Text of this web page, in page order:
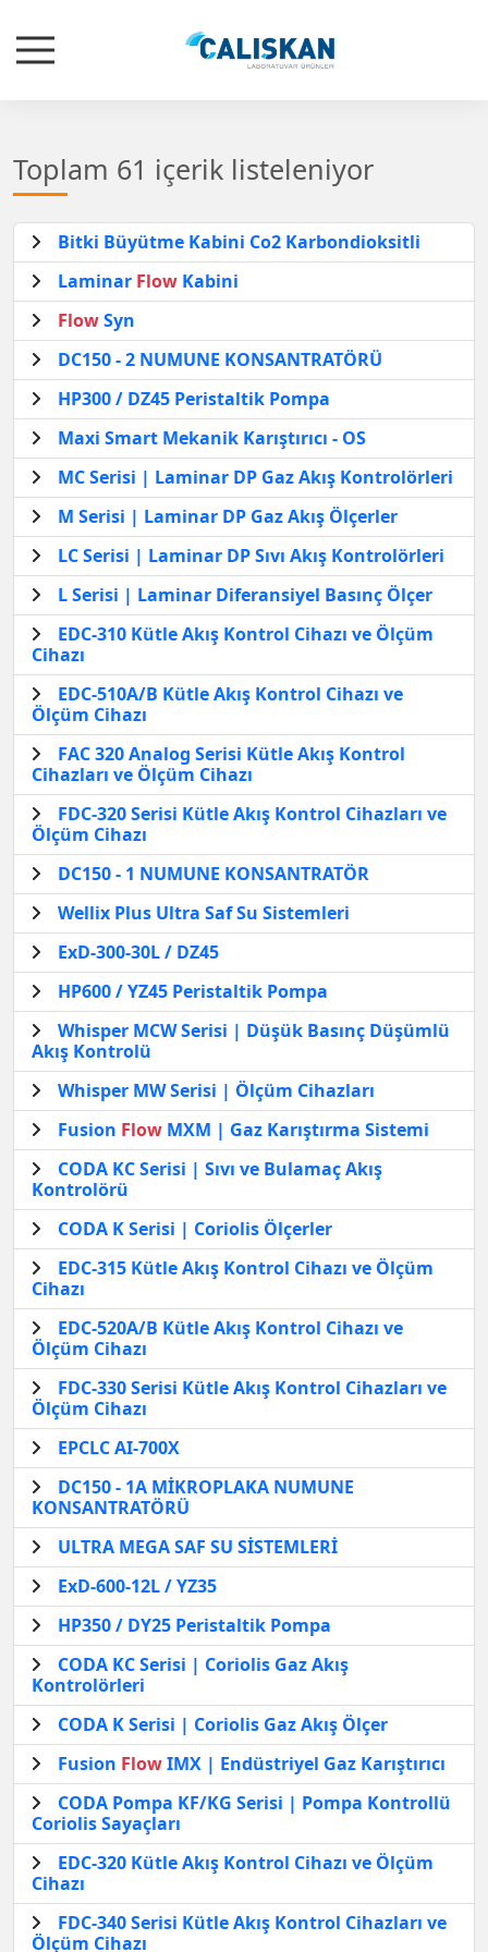
Toplam 61 içerik listeleniyor
Bitki Büyütme Kabini Co2 Karbondioksitli
Laminar Flow Kabini
FlowSyn
DC150 - 2 NUMUNE KONSANTRATÖRÜ
HP300 / DZ45 Peristaltik Pompa
Maxi Smart Mekanik Karıştırıcı - OS
MC Serisi | Laminar DP Gaz Akış Kontrolörleri
M Serisi | Laminar DP Gaz Akış Ölçerler
LC Serisi | Laminar DP Sıvı Akış Kontrolörleri
L Serisi | Laminar Diferansiyel Basınç Ölçer
EDC-310 Kütle Akış Kontrol Cihazı ve Ölçüm
Cihazı
EDC-510A/B Kütle Akış Kontrol Cihazı ve
Ölçüm Cihazı
FAC 320 Analog Serisi Kütle Akış Kontrol
Cihazları ve Ölçüm Cihazı
FDC-320 Serisi Kütle Akış Kontrol Cihazları ve
Ölçüm Cihazı
DC150 - 1 NUMUNE KONSANTRATÖR
Wellix Plus Ultra Saf Su Sistemleri
ExD-300-30L / DZ45
HP600 / YZ45 Peristaltik Pompa
Whisper MCW Serisi | Düşük Basınç Düşümlü
Akış Kontrolü
Whisper MW Serisi | Ölçüm Cihazları
Fusion Flow MXM | Gaz Karıştırma Sistemi
CODA KC Serisi | Sıvı ve Bulamaç Akış
Kontrolörü
CODA K Serisi | Coriolis Ölçerler
EDC-315 Kütle Akış Kontrol Cihazı ve Ölçüm
Cihazı
EDC-520A/B Kütle Akış Kontrol Cihazı ve
Ölçüm Cihazı
FDC-330 Serisi Kütle Akış Kontrol Cihazları ve
Ölçüm Cihazı
EPCLC AI-700X
DC150 - 1A MİKROPLAKA NUMUNE
KONSANTRATÖRÜ
ULTRA MEGA SAF SU SİSTEMLERİ
ExD-600-12L / YZ35
HP350 / DY25 Peristaltik Pompa
CODA KC Serisi | Coriolis Gaz Akış
Kontrolörleri
CODA K Serisi | Coriolis Gaz Akış Ölçer
Fusion FlowIMX | Endüstriyel Gaz Karıştırıcı
CODA Pompa KF/KG Serisi | Pompa Kontrollü
Coriolis Sayaçları
EDC-320 Kütle Akış Kontrol Cihazı ve Ölçüm
Cihazı
FDC-340 Serisi Kütle Akış Kontrol Cihazları ve
Ölçüm Cihazı